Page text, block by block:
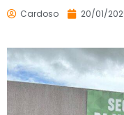
Cardoso 20/01/